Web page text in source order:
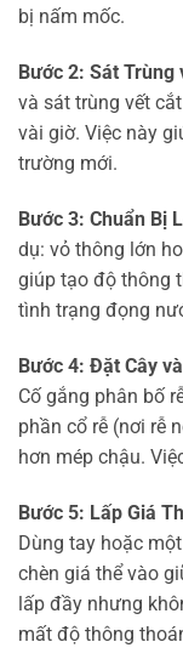
bị nấm mốc.
Bước 2: Sát Trùng
và sát trùng vết
vài giờ. Việc này
trường mới.
Bước 3: Chuẩn Bị
dụ: vỏ thông lớn
giúp tạo độ thông
tình trạng đọng
Bước 4: Đặt Cây
Cố gắng phân bố
phần cổ rễ (nơi rễ
hơn mép chậu.
Bước 5: Lấp Giá
Dùng tay hoặc
chèn giá thể vào
lấp đầy nhưng
mất độ thông